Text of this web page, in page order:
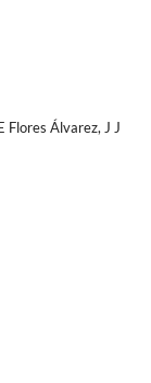
Flores Álvarez, J J